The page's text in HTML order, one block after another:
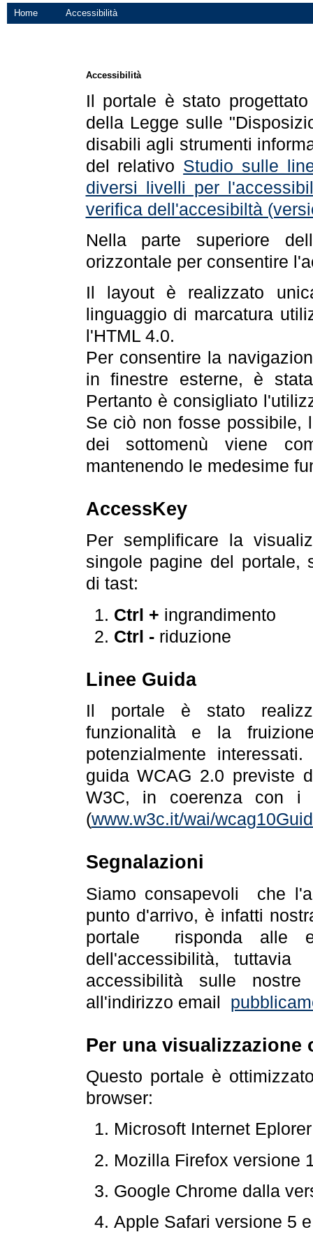
Home Accessibilità
Accessibilità
Il portale è stato
della Legge sulle
disabili agli strumenti
del relativo Studio sulle
diversi livelli per
verifica dell'accesibiltà
Nella parte superiore
orizzontale per consentire
Il layout è realizzato
linguaggio di marcatura
l'HTML 4.0.
Per consentire la
in finestre esterne, è
Pertanto è consigliato
Se ciò non fosse possibile,
dei sottomenù viene
mantenendo le medesime
AccessKey
Per semplificare la
singole pagine del portale,
di tast:
Ctrl + ingrandimento
Ctrl -riduzione
Linee Guida
Il portale è stato
funzionalità e la
potenzialmente
guida WCAG 2.0 previste
W3C, in coerenza con i
(www.w3c.it/wai/
Segnalazioni
Siamo consapevoli che
punto d'arrivo, è infatti
portale risponda alle
dell'accessibilità,
accessibilità sulle
all'indirizzo email
Per una visualizzazione
Questo portale è
browser:
Microsoft Internet
Mozilla Firefox versione
Google Chrome dalla
Apple Safari versione 5